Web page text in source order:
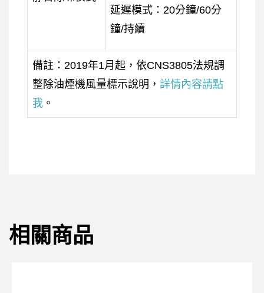
延遲模式：20分鐘/60分
鐘/持續
備註：2019年1月起，依CNS3805法規調
整除油煙機風量標示說明， 詳情內容請點
我 。
相關商品